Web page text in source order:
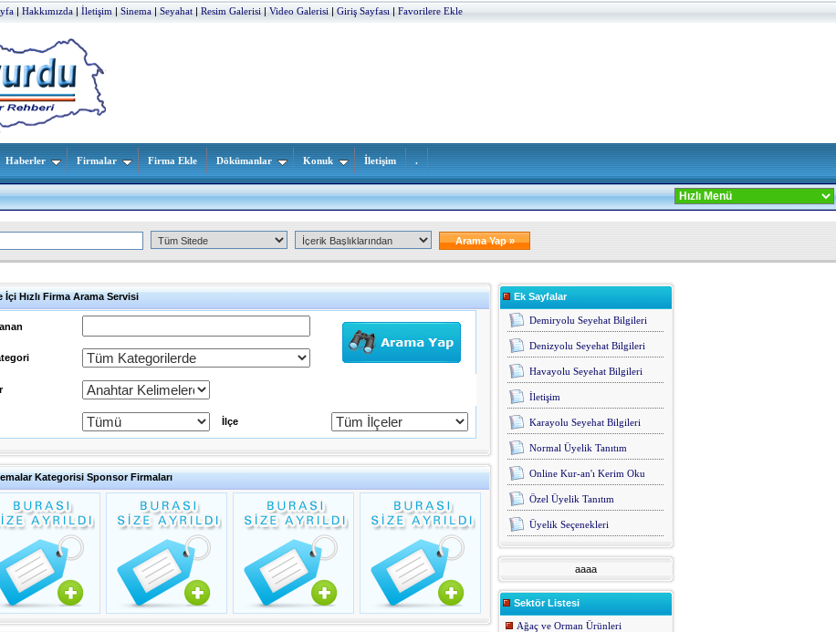
|Hakkımızda|İletişim|Sinema|Seyahat|Resim Galerisi|Video Galerisi|Giriş Sayfası|Favorilere Ekle
Haberler Firmalar Firma Ekle Dökümanlar Konuk İletişim .
İçi Hızlı Firma Arama Servisi
İlçe
Kategorisi Sponsor Firmaları
Ek Sayfalar
Demiryolu Seyehat Bilgileri
Denizyolu Seyehat Bilgileri
Havayolu Seyehat Bilgileri
İletişim
Karayolu Seyehat Bilgileri
Normal Üyelik Tanıtım
Online Kur-an'ı Kerim Oku
Özel Üyelik Tanıtım
Üyelik Seçenekleri
aaaa
Sektör Listesi
Ağaç ve Orman Ürünleri